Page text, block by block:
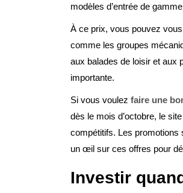
modèles d’entrée de
À ce prix, vous pouvez
comme les groupes
aux balades de loisir et aux
importante.
Si vous voulez faire une
dès le mois d’octobre, le
compétitifs. Les promotions
un œil sur ces offres pour
Investir